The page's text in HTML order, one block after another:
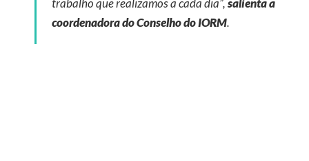
trabalho que realizamos a cada dia”,salienta a
coordenadora do Conselho do IORM.